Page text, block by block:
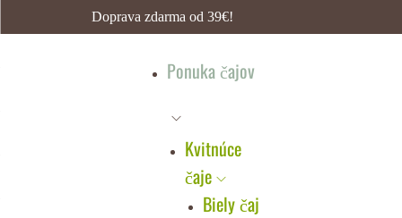
Doprava zdarma od 39€!
Ponuka čajov
Kvitnúce
čaje
Biely čaj